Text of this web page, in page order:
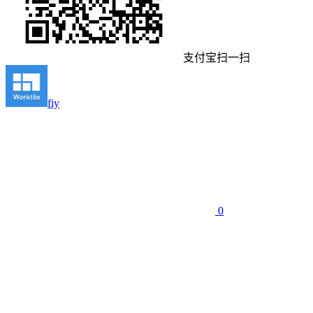
支付宝扫一扫
fiy
0